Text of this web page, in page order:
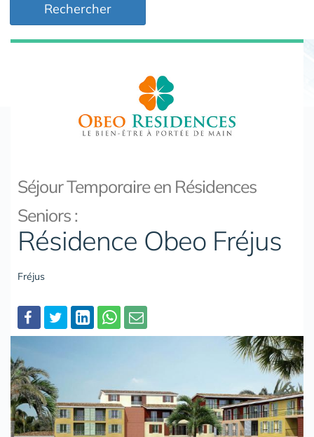
Rechercher
Séjour Temporaire en Résidences
Seniors :
Résidence Obeo Fréjus
Fréjus
Partager